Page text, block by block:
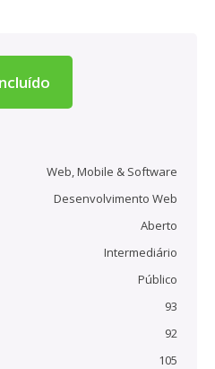
Web, Mobile & Software
Desenvolvimento Web
Aberto
Intermediário
Público
93
92
105